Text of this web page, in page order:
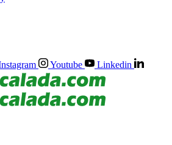
Youtube Linkedin